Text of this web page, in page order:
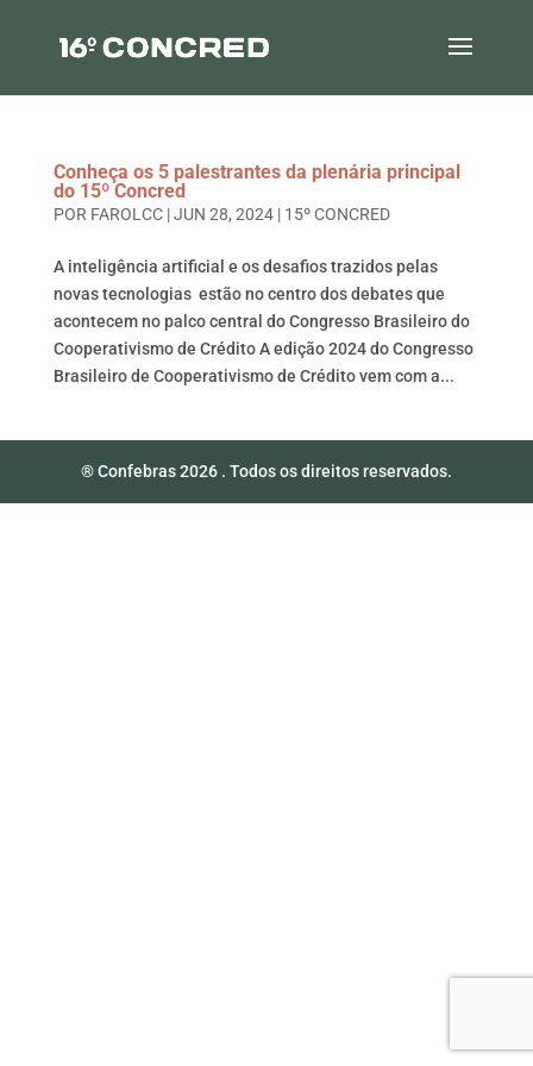
Conheça os 5 palestrantes da plenária principal
do 15º Concred
POR FAROLCC|JUN 28, 2024| 15º CONCRED
A inteligência artificial e os desafios trazidos pelas
novas tecnologias estão no centro dos debates que
acontecem no palco central do Congresso Brasileiro do
Cooperativismo de Crédito A edição 2024 do Congresso
Brasileiro de Cooperativismo de Crédito vem com a...
® Confebras 2026 . Todos os direitos reservados.